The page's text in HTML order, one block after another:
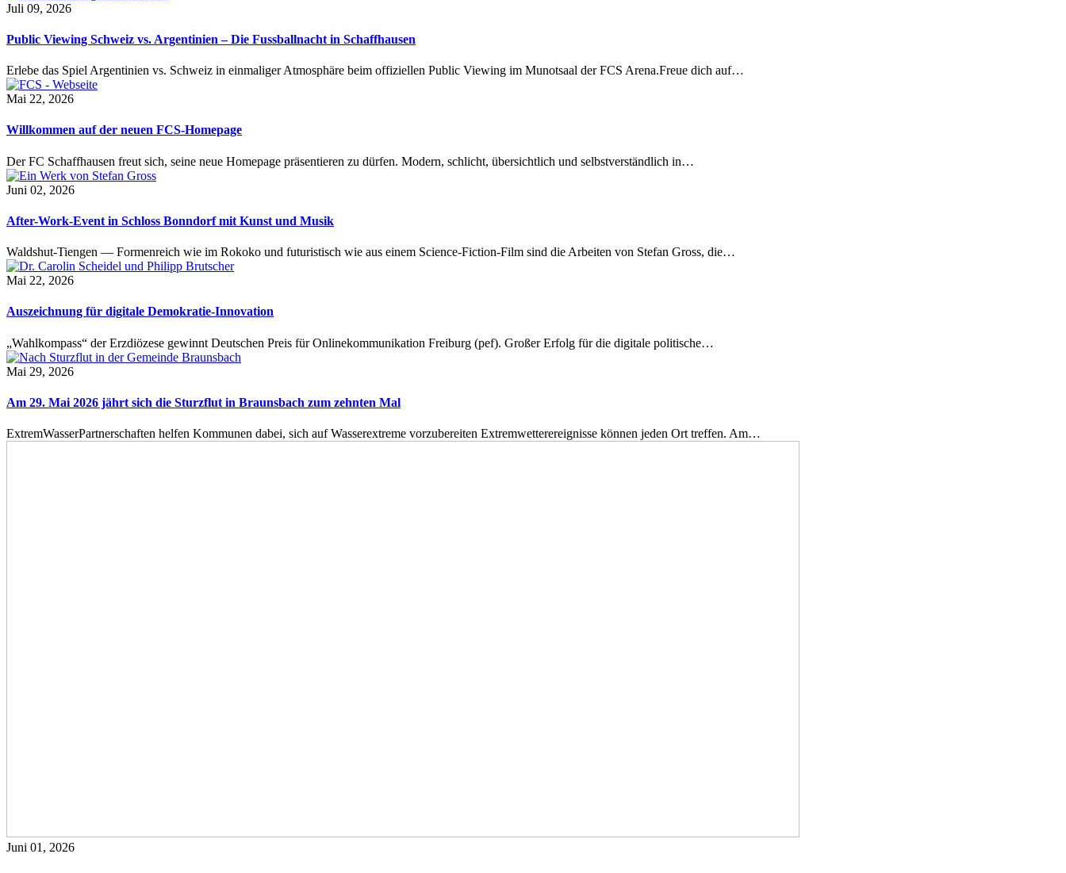
Juli 09, 2026
Public Viewing Schweiz vs. Argentinien – Die Fussballnacht in Schaffhausen
Erlebe das Spiel Argentinien vs. Schweiz in einmaliger Atmosphäre beim offiziellen Public Viewing im Munotsaal der FCS Arena.Freue dich auf…
Mai 22, 2026
Willkommen auf der neuen FCS-Homepage
Der FC Schaffhausen freut sich, seine neue Homepage präsentieren zu dürfen. Modern, schlicht, übersichtlich und selbstverständlich in…
Juni 02, 2026
After-Work-Event in Schloss Bonndorf mit Kunst und Musik
Waldshut-Tiengen — Formenreich wie im Rokoko und futuristisch wie aus einem Science-Fiction-Film sind die Arbeiten von Stefan Gross, die…
Mai 22, 2026
Auszeichnung für digitale Demokratie-Innovation
„Wahlkompass“ der Erzdiözese gewinnt Deutschen Preis für Onlinekommunikation Freiburg (pef). Großer Erfolg für die digitale politische…
Mai 29, 2026
Am 29. Mai 2026 jährt sich die Sturzflut in Braunsbach zum zehnten Mal
ExtremWasserPartnerschaften helfen Kommunen dabei, sich auf Wasserextreme vorzubereiten Extremwetterereignisse können jeden Ort treffen. Am…
Juni 01, 2026